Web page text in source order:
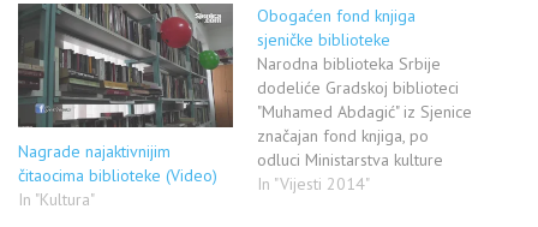
Nagrade najaktivnijim
čitaocima biblioteke (Video)
In "Kultura"
Obogaćen fond knjiga
sjeničke biblioteke
Narodna biblioteka Srbije
dodeliće Gradskoj biblioteci
"Muhamed Abdagić" iz Sjenice
značajan fond knjiga, po
odluci Ministarstva kulture
Republike Srbije. Direktorka
In "Vijesti 2014"